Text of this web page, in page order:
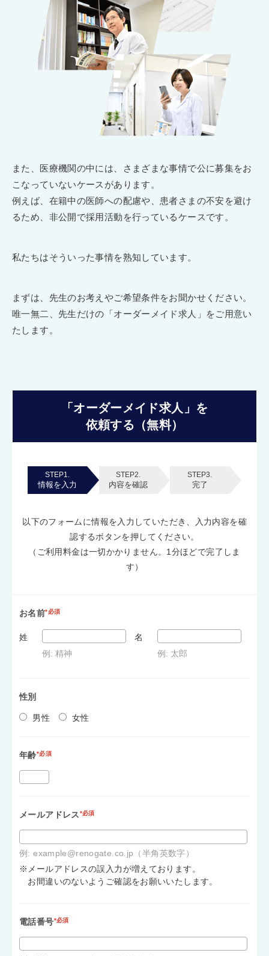
また、医療機関の中には、さまざまな事情で公に募集をお
こなっていないケースがあります。
例えば、在籍中の医師への配慮や、患者さまの不安を避け
るため、非公開で採用活動を行っているケースです。
私たちはそういった事情を熟知しています。
まずは、先生のお考えやご希望条件をお聞かせください。
唯一無二、先生だけの「オーダーメイド求人」をご用意い
たします。
「オーダーメイド求人」を
依頼する（無料）
STEP1.
情報を入力
STEP2.
内容を確認
STEP3.
完了
以下のフォームに情報を入力していただき、入力内容を確
認するボタンを押してください。
（ご利用料金は一切かかりません。1分ほどで完了しま
す）
お名前*必須
姓
例: 精神
名
例: 太郎
性別
男性 女性
年齢*必須
メールアドレス*必須
例: example@renogate.co.jp（半角英数字）
※メールアドレスの誤入力が増えております。
お間違いのないようご確認をお願いいたします。
電話番号*必須